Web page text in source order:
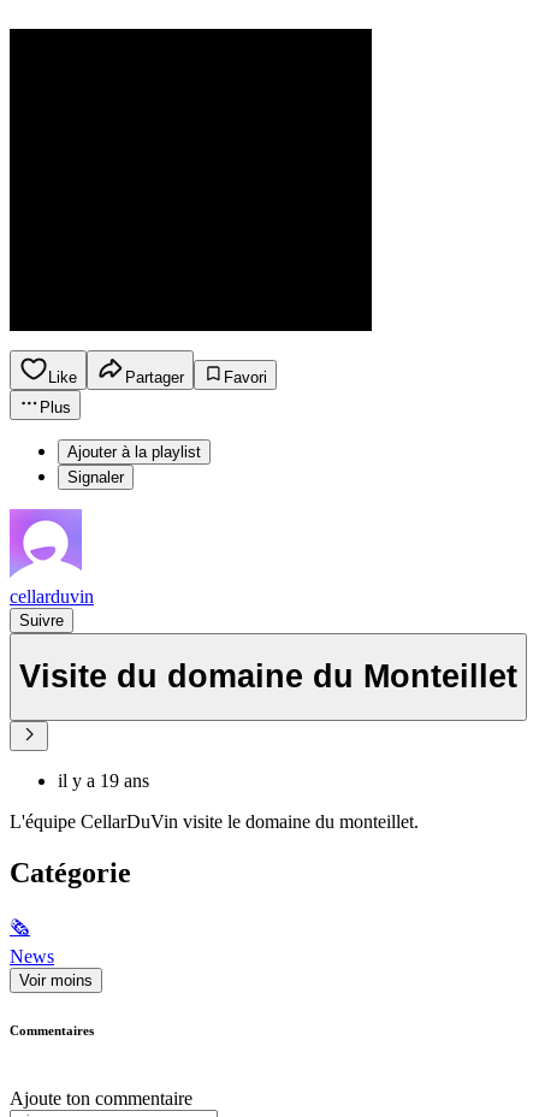
Like Partager
Favori
Plus
Ajouter à la playlist
Signaler
cellarduvin
Suivre
Visite du domaine du Monteillet
il y a 19 ans
L'équipe CellarDuVin visite le domaine du monteillet.
Catégorie
🗞
News
Voir moins
Commentaires
Ajoute ton commentaire